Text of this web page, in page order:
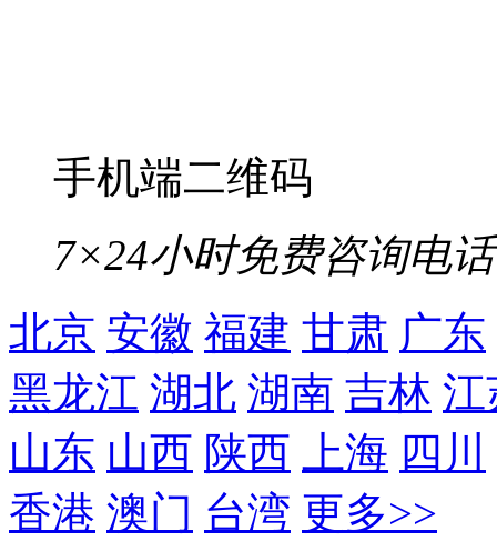
手机端二维码
7×24小时免费咨询电话
北京 安徽 福建 甘肃 广东
黑龙江 湖北 湖南 吉林 江
山东 山西 陕西 上海 四川
香港 澳门 台湾 更多>>